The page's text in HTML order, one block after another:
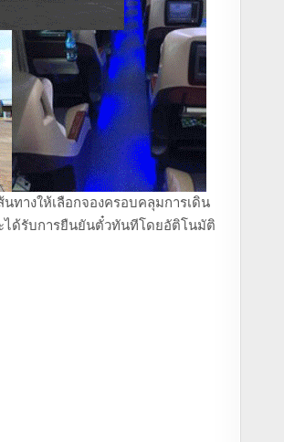
ทางให้เลือกจองครอบคลุมการเดิน
ได้รับการยืนยันตั๋วทันทีโดยอัติโนมัติ